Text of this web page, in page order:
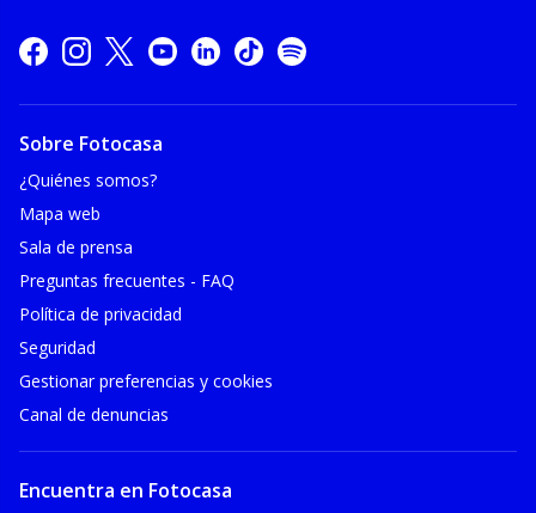
Sobre Fotocasa
¿Quiénes somos?
Mapa web
Sala de prensa
Preguntas frecuentes - FAQ
Política de privacidad
Seguridad
Gestionar preferencias y cookies
Canal de denuncias
Encuentra en Fotocasa